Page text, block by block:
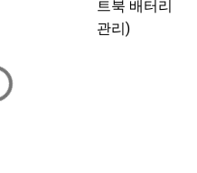
트북 배터리
관리)